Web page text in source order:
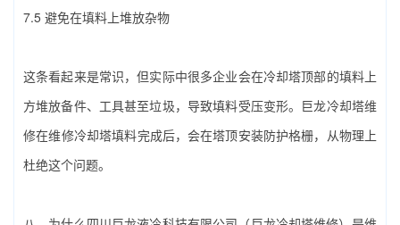
7.5 避免在填料上堆放杂物
这条看起来是常识，但实际中很多企业会在冷却塔顶部的填料上
方堆放备件、工具甚至垃圾，导致填料受压变形。巨龙冷却塔维
修在‌维修冷却塔填料‌完成后，会在塔顶安装防护格栅，从物理上
杜绝这个问题。